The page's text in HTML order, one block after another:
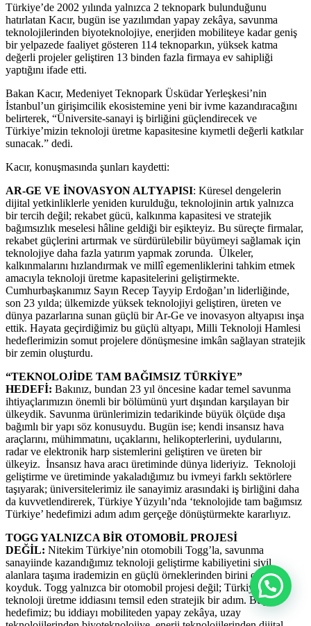
Türkiye’de 2002 yılında yalnızca 2 teknopark bulunduğunu
hatırlatan Kacır, bugün ise yazılımdan yapay zekâya, savunma
teknolojilerinden biyoteknolojiye, enerjiden mobiliteye kadar geniş
bir yelpazede faaliyet gösteren 114 teknoparkın, yüksek katma
değerli projeler geliştiren 13 binden fazla firmaya ev sahipliği
yaptığını ifade etti.
Bakan Kacır, Medeniyet Teknopark Üsküdar Yerleşkesi’nin
İstanbul’un girişimcilik ekosistemine yeni bir ivme kazandıracağını
belirterek, “Üniversite-sanayi iş birliğini güçlendirecek ve
Türkiye’mizin teknoloji üretme kapasitesine kıymetli değerli katkılar
sunacak.” dedi.
Kacır, konuşmasında şunları kaydetti:
AR-GE VE İNOVASYON ALTYAPISI: Küresel dengelerin
dijital yetkinliklerle yeniden kurulduğu, teknolojinin artık yalnızca
bir tercih değil; rekabet gücü, kalkınma kapasitesi ve stratejik
bağımsızlık meselesi hâline geldiği bir eşikteyiz. Bu süreçte firmalar,
rekabet güçlerini artırmak ve sürdürülebilir büyümeyi sağlamak için
teknolojiye daha fazla yatırım yapmak zorunda. Ülkeler,
kalkınmalarını hızlandırmak ve millî egemenliklerini tahkim etmek
amacıyla teknoloji üretme kapasitelerini geliştirmekte.
Cumhurbaşkanımız Sayın Recep Tayyip Erdoğan’ın liderliğinde,
son 23 yılda; ülkemizde yüksek teknolojiyi geliştiren, üreten ve
dünya pazarlarına sunan güçlü bir Ar-Ge ve inovasyon altyapısı inşa
ettik. Hayata geçirdiğimiz bu güçlü altyapı, Milli Teknoloji Hamlesi
hedeflerimizin somut projelere dönüşmesine imkân sağlayan stratejik
bir zemin oluşturdu.
“TEKNOLOJİDE TAM BAĞIMSIZ TÜRKİYE”
HEDEFİ: Bakınız, bundan 23 yıl öncesine kadar temel savunma
ihtiyaçlarımızın önemli bir bölümünü yurt dışından karşılayan bir
ülkeydik. Savunma ürünlerimizin tedarikinde büyük ölçüde dışa
bağımlı bir yapı söz konusuydu. Bugün ise; kendi insansız hava
araçlarını, mühimmatını, uçaklarını, helikopterlerini, uydularını,
radar ve elektronik harp sistemlerini geliştiren ve üreten bir
ülkeyiz. İnsansız hava aracı üretiminde dünya lideriyiz. Teknoloji
geliştirme ve üretiminde yakaladığımız bu ivmeyi farklı sektörlere
taşıyarak; üniversitelerimiz ile sanayimiz arasındaki iş birliğini daha
da kuvvetlendirerek, Türkiye Yüzyılı’nda ‘teknolojide tam bağımsız
Türkiye’ hedefimizi adım adım gerçeğe dönüştürmekte kararlıyız.
TOGG YALNIZCA BİR OTOMOBİL PROJESİ
DEĞİL: Nitekim Türkiye’nin otomobili Togg’la, savunma
sanayiinde kazandığımız teknoloji geliştirme kabiliyetini sivil
alanlara taşıma irademizin en güçlü örneklerinden birini ortaya
koyduk. Togg yalnızca bir otomobil projesi değil; Türkiye’nin
teknoloji üretme iddiasını temsil eden stratejik bir adım. Bugün
hedefimiz; bu iddiayı mobiliteden yapay zekâya, uzay